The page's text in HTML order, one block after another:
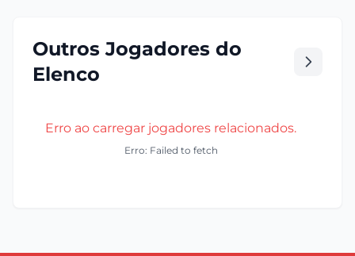
Outros Jogadores do
Elenco
Erro ao carregar jogadores relacionados.
Erro: Failed to fetch